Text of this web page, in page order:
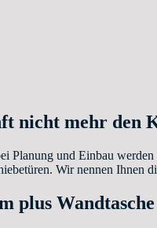
nicht mehr den
und Einbau
Wir nennen Ihnen
plus Wandtasche